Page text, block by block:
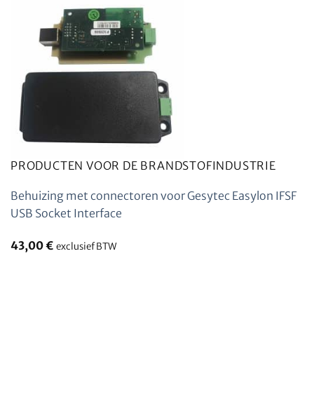
PRODUCTEN VOOR DE BRANDSTOFINDUSTRIE
Behuizing met connectoren voor Gesytec Easylon IFSF
USB Socket Interface
43,00€ exclusief BTW